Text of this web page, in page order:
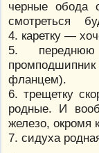
черные обода
смотреться
4. каретку —
5.
фланцем).
6. трещетку
родные. И
железо, окромя
7. сидуха